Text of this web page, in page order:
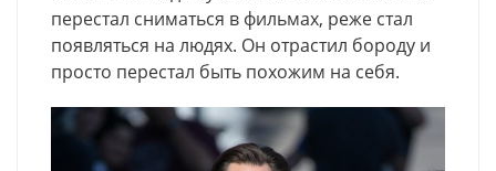
перестал сниматься в фильмах, реже стал
появляться на людях. Он отрастил бороду и
просто перестал быть похожим на себя.